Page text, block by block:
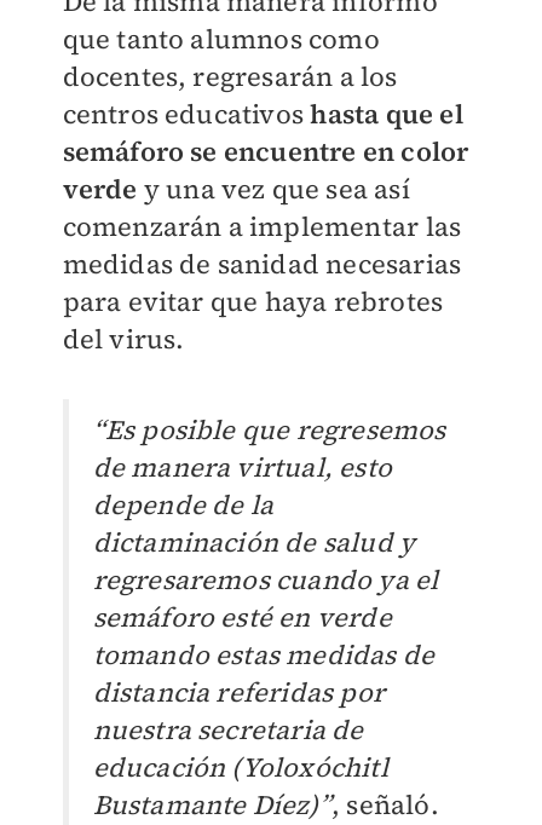
que tanto alumnos como
docentes, regresarán a los
centros educativoshasta que el
semáforo se encuentre en color
verde y una vez que sea así
comenzarán a implementar las
medidas de sanidad necesarias
para evitar que haya rebrotes
del virus.
“Es posible que regresemos
de manera virtual, esto
depende de la
dictaminación de salud y
regresaremos cuando ya el
semáforo esté en verde
tomando estas medidas de
distancia referidas por
nuestra secretaria de
educación (Yoloxóchitl
Bustamante Díez)”, señaló.